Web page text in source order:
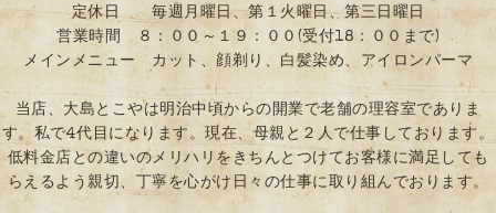
定休日 毎週月曜日、第１火曜日、第三日曜日
営業時間 ８：００～１９：００(受付18：００まで)
メインメニュー カット、顔剃り、白髪染め、アイロンパーマ
当店、大島とこやは明治中頃からの開業で老舗の理容室でありま
す。私で4代目になります。現在、母親と２人で仕事しております。
低料金店との違いのメリハリをきちんとつけてお客様に満足しても
らえるよう親切、丁寧を心がけ日々の仕事に取り組んでおります。